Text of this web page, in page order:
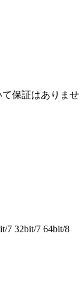
保証はありませ
7 32bit/7 64bit/8